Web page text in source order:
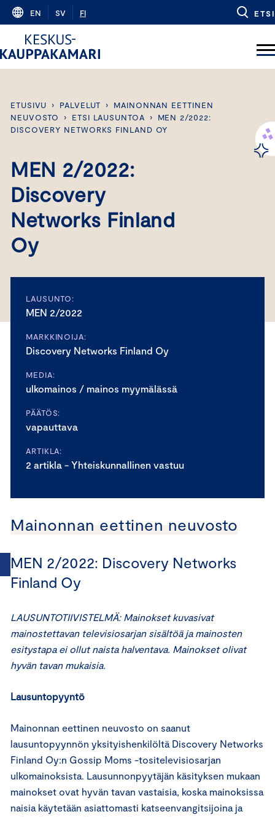
Skip
content
EN SV FI ETSI
ETUSIVU › PALVELUT ›
MAINONNAN EETTINEN
NEUVOSTO
› ETSI LAUSUNTOA ›
MEN 2/2022:
DISCOVERY NETWORKS FINLAND OY
MEN 2/2022:
Discovery
Networks Finland
Oy
LAUSUNTO:
MEN 2/2022
MARKKINOIJA:
Discovery Networks Finland Oy
MEDIA:
ulkomainos / mainos myymälässä
PÄÄTÖS:
vapauttava
ARTIKLA:
2 artikla - Yhteiskunnallinen vastuu
Mainonnan eettinen neuvosto
MEN 2/2022: Discovery Networks
Finland Oy
LAUSUNTOTIIVISTELMÄ: Mainokset kuvasivat
mainostettavan televisiosarjan sisältöä ja mainosten
esitystapa ei ollut naista halventava. Mainokset olivat
hyvän tavan mukaisia.
Lausuntopyyntö
Mainonnan eettinen neuvosto on saanut
lausuntopyynnön yksityishenkilöltä Discovery Networks
Finland Oy:n Gossip Moms -tositelevisiosarjan
ulkomainoksista. Lausunnonpyytäjän käsityksen mukaan
mainokset ovat hyvän tavan vastaisia, koska mainoksissa
naisia käytetään asiattomasti katseenvangitsijoina ja